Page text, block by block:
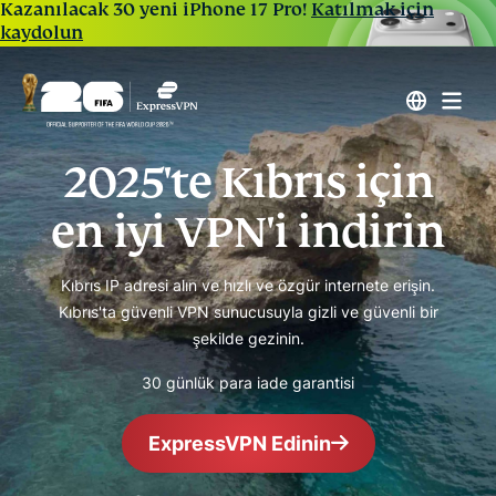
Kazanılacak 30 yeni iPhone 17 Pro! Katılmak için
kaydolun
2025'te Kıbrıs için
en iyi VPN'i indirin
Kıbrıs IP adresi alın ve hızlı ve özgür internete erişin.
Kıbrıs'ta güvenli VPN sunucusuyla gizli ve güvenli bir
şekilde gezinin.
30 günlük para iade garantisi
ExpressVPN Edinin